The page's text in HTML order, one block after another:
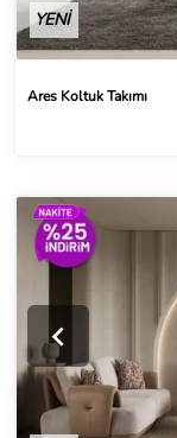
YENİ
Ares Koltuk Takımı